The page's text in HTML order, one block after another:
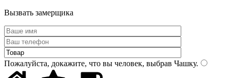
Вызвать замерщика
Пожалуйста, докажите, что вы человек, выбрав Чашку.